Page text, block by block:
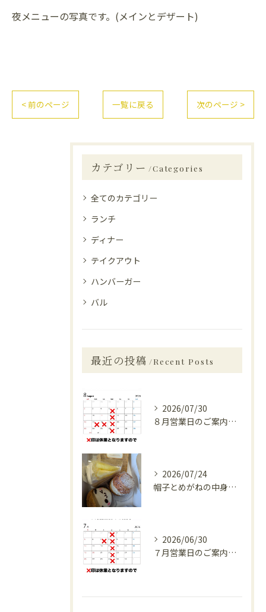
夜メニューの写真です。(メインとデザート)
< 前のページ 一覧に戻る 次のページ >
カテゴリー Categories
全てのカテゴリー
ランチ
ディナー
テイクアウト
ハンバーガー
バル
最近の投稿 Recent Posts
2026/07/30
８月営業日のご案内です。
2026/07/24
帽子とめがねの中身の話/vol40
2026/06/30
７月営業日のご案内です。